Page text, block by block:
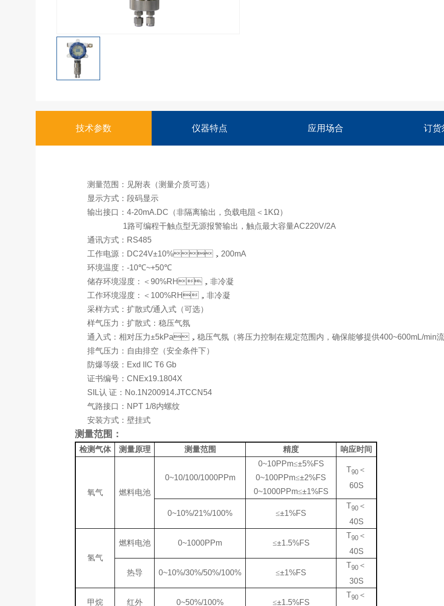
技术参数 仪器特点 应用场合 订货
测量范围：见附表（测量介质可选）
显示方式：段码显示
输出接口： 4-20mA.DC （非隔离输出， 负载电阻 ＜ 1KΩ）
1路可编程干触点型无源报警输出，触点最大容量AC220V/2A
通讯方式： RS485
工作电源： DC24V±10%， 200mA
环境温度： -10℃~+50℃
储存环境湿度：
＜ 90%RH，非冷凝
工作环境湿度：
＜ 100%RH，非冷凝
采样方式：扩散式/通入式（可选）
样气压力 ： 扩散式 ：稳压气氛
通入式 ：相对压力±5kPa，稳压气氛（将压力控制在规定范围内，确保能够提供400~600mL/min
排气压力：自由排空 （安全条件下）
防爆等级： Exd IIC T6 Gb
证书编号： CNEx19.1804X
SIL认 证： No.1N200914.JTCCN54
气路接口 ： NPT 1/8内螺纹
安装方式：壁挂式
测量范围：
检测气体 测量原理 测量范围 精度 响应时间
氧气 燃料电池
0~10/100/1000PPm
0~10PPm≤±5%FS
0~100PPm≤±2%FS
0~1000PPm≤±1%FS
T90 ＜
60S
0~10%/21%/100% ≤±1%FS
T90 ＜
40S
氢气
燃料电池 0~1000PPm ≤±1.5%FS
T90 ＜
40S
热导 0~10%/30%/50%/100% ≤±1%FS
T90 ＜
30S
甲烷 红外 0~50%/100% ≤±1.5%FS
T90 ＜